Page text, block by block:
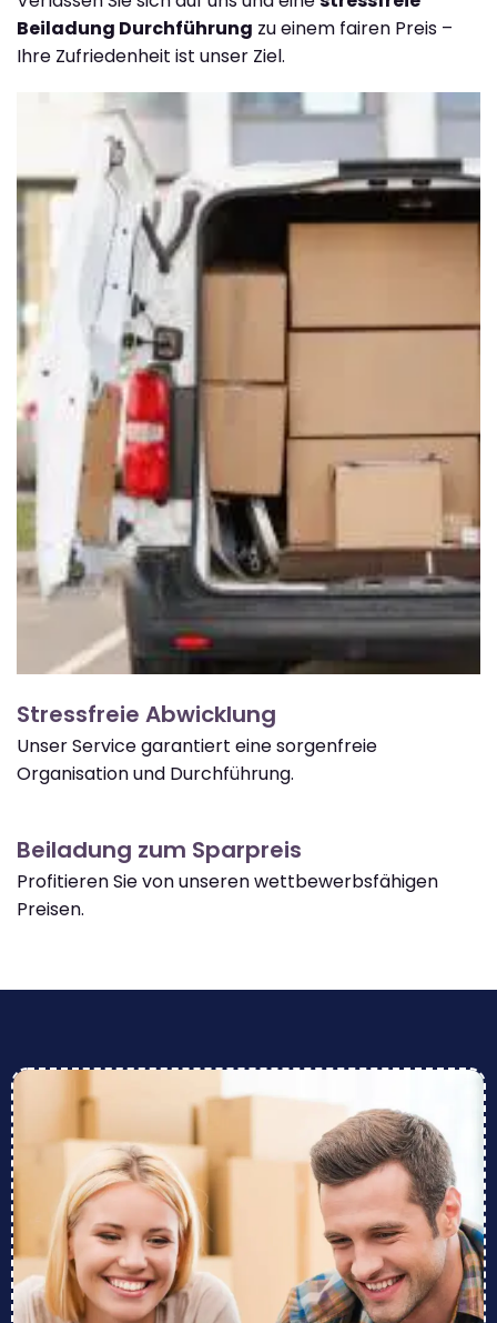
Beiladung Durchführung zu einem fairen Preis –
Ihre Zufriedenheit ist unser Ziel.
Stressfreie Abwicklung
Unser Service garantiert eine sorgenfreie
Organisation und Durchführung.
Beiladung zum Sparpreis
Profitieren Sie von unseren wettbewerbsfähigen
Preisen.